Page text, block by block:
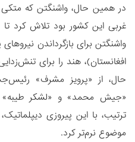
در همین حال، واشنگتن که
غربی این کشور بود تلاش کرد تا
واشنگتن برای بازگرداندن
افغانستان)، هند را برای
حال، از «پرویز مشرف»
«جیش محمد» و «لشکر طیبه»
ترتیب، با این پیروزی
موضوع نرم‌تر کرد.